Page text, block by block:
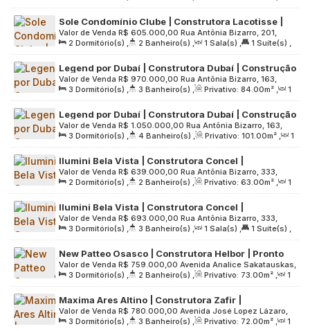
Paulo, Brasil
Sala(s) , 1 Suíte(s) , 2 Vaga(s) , Útil: 59.00m² ,
Terreno:
1500.00m²
Sole Condomínio Clube | Construtora Lacotisse |
Pronto | 65 metros | 02 dormitórios | suíte |
varanda | 01 vaga
R$ 605.000,00
Valor de Venda
Rua Antônia Bizarro, 201,
Grande São Paulo, 06083-160, Vila Osasco, Osasco, São
Paulo, Brasil
2 Dormitório(s) , 2 Banheiro(s) , 1 Sala(s) , 1 Suíte(s) ,
1 Vaga(s) , Útil: 65.00m² , Terreno: 1500.00m²
Legend por Dubaí | Construtora Dubaí | Construção
| 84 Metros | 03 Dormitórios | Suíte | Varanda
Gourmet | 02 Vagas
R$ 970.000,00
Valor de Venda
Rua Antônia Bizarro, 163,
Grande São Paulo, 06083-160, Vila Osasco, Osasco, São
Paulo, Brasil
3 Dormitório(s) , 3 Banheiro(s) , Privativo: 84.00m² ,
1
Sala(s) , 1 Suíte(s) , 2 Vaga(s) , Útil: 84.00m² ,
Terreno:
2985.00m²
Legend por Dubaí | Construtora Dubaí | Construção
| 101 Metros | 03 Suítes | Varanda Gourmet | 02
Vagas
R$ 1.050.000,00
Valor de Venda
Rua Antônia Bizarro, 163,
Grande São Paulo, 06083-160, Vila Osasco, Osasco, São
Paulo, Brasil
3 Dormitório(s) , 4 Banheiro(s) , Privativo: 101.00m² ,
1
Sala(s) , 3 Suíte(s) , 2 Vaga(s) , Útil: 101.00m² ,
Terreno: 2985 .00m²
Ilumini Bela Vista | Construtora Concel |
Construção | 63 metros | 02 dormitórios | suíte |
varanda gourmet | 01 vaga
R$ 639.000,00
Valor de Venda
Rua Antônia Bizarro, 333,
06083-160, Vila Osasco, Osasco, São Paulo, Brasil
2 Dormitório(s) , 2 Banheiro(s) , Privativo: 63.00m² ,
1
Sala(s) , 1 Suíte(s) , 1 Vaga(s) , Útil: 63.00m² ,
Terreno:
1654.00 m²
Ilumini Bela Vista | Construtora Concel |
Construção | 69 metros | 03 dormitórios | suíte |
varanda gourmet | 02 vagas
R$ 693.000,00
Valor de Venda
Rua Antônia Bizarro, 333,
Grande São Paulo, 06083-160, Vila Osasco, Osasco, São
Paulo, Brasil
3 Dormitório(s) , 3 Banheiro(s) , 1 Sala(s) , 1 Suíte(s) ,
2 Vaga(s) , Útil: 69.00m² , Terreno: 1654.00m²
New Patteo Osasco | Construtora Helbor | Pronto
para morar | 73 metros | 03 dormitórios | suíte |
varanda | 01 vaga
R$ 759.000,00
Valor de Venda
Avenida Analice Sakatauskas,
867, Grande São Paulo, 06060-003, Bela Vista, Osasco, São
Paulo, Brasil
3 Dormitório(s) , 2 Banheiro(s) , Privativo: 73.00m² ,
1
Sala(s) , 1 Suíte(s) , 1 Vaga(s) , Útil: 73.00m² ,
Terreno:
4584.00m²
Maxima Ares Altino | Construtora Zafir |
Construção | 72 metros | 03 dormitórios | suíte |
lavabo | varanda gourmet | 02 vagas
R$ 780.000,00
Valor de Venda
Avenida José Lopez Lázaro,
288, Grande São Paulo, 06210-030, Presidente Altino,
3 Dormitório(s) , 3 Banheiro(s) , Privativo: 72.00m² ,
1